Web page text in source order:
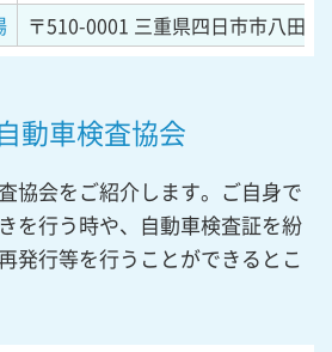
〒510-0001 三重県四日市市八田3
動車検査協会
協会をご紹介します。ご自身で
を行う時や、自動車検査証を紛
発行等を行うことができるとこ